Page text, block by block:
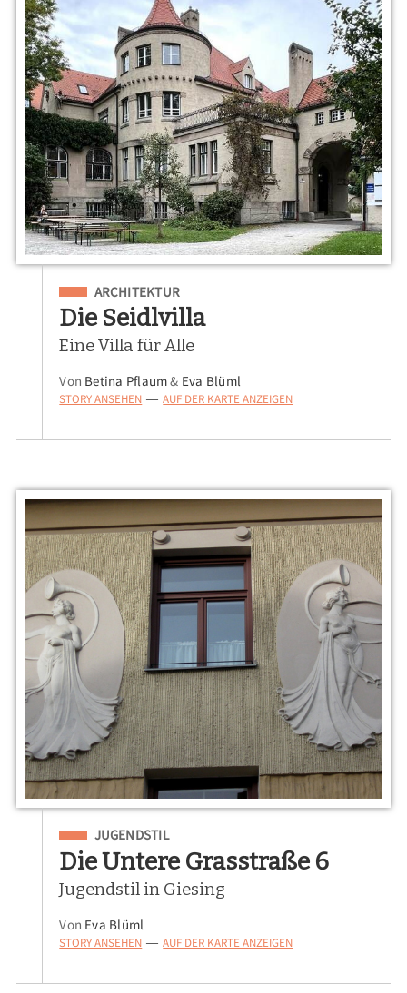
Eingeordnet unter
ARCHITEKTUR
Die Seidlvilla
Eine Villa für Alle
Von Betina Pflaum& Eva Blüml
STORY ANSEHEN — AUF DER KARTE ANZEIGEN
Eingeordnet unter
JUGENDSTIL
Die Untere Grasstraße 6
Jugendstil in Giesing
Von Eva Blüml
STORY ANSEHEN — AUF DER KARTE ANZEIGEN